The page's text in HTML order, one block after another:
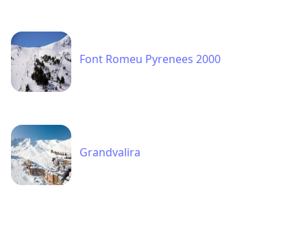
Font Romeu Pyrenees 2000
Grandvalira